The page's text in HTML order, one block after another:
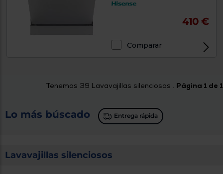
410 €
Comparar
Tenemos 39 Lavavajillas silenciosos . Página 1 de 1
Lo más búscado Entrega rápida
Lavavajillas silenciosos